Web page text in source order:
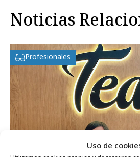
Uso de
Noticias
Profesionales